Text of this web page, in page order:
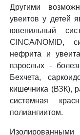
Другими
увеитов у детей
ювенильный
CINCA/NOMID,
нефрита и
взрослых -
Бехчета,
кишечника (ВЗК),
системная
полиангиитом.